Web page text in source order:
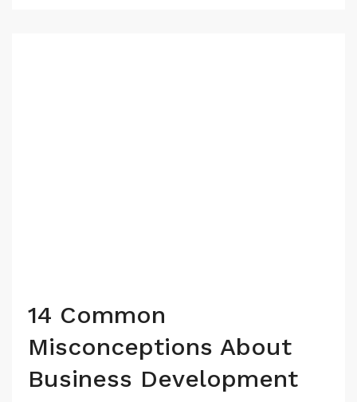
14 Common
Misconceptions About
Business Development